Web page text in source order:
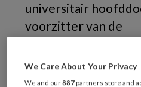
universitair
voorzitter van de
geriatrie, laat
tandheelkunde
We Care About Your Privacy
We and our887 partners store and